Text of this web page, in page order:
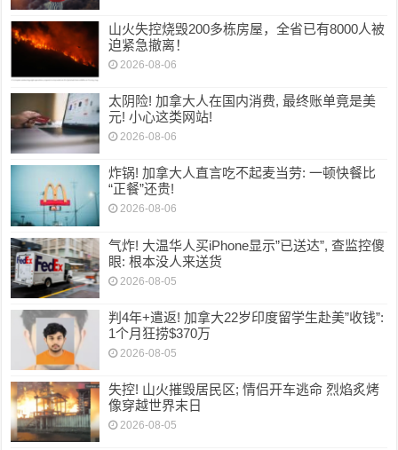
山火失控烧毁200多栋房屋，全省已有8000人被
迫紧急撤离！
2026-08-06
太阴险! 加拿大人在国内消费, 最终账单竟是美
元! 小心这类网站!
2026-08-06
炸锅! 加拿大人直言吃不起麦当劳: 一顿快餐比
“正餐”还贵!
2026-08-06
气炸! 大温华人买iPhone显示”已送达”, 查监控傻
眼: 根本没人来送货
2026-08-05
判4年+遣返! 加拿大22岁印度留学生赴美”收钱”:
1个月狂捞$370万
2026-08-05
失控! 山火摧毁居民区; 情侣开车逃命 烈焰炙烤
像穿越世界末日
2026-08-05